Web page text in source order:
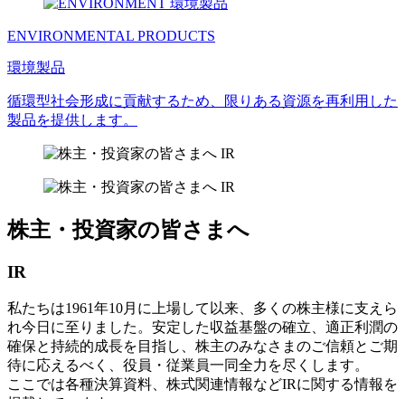
ENVIRONMENTAL PRODUCTS
環境製品
循環型社会形成に貢献するため、限りある資源を再利用した
製品を提供します。
株主・投資家の皆さまへ
IR
私たちは1961年10月に上場して以来、多くの株主様に支えら
れ今日に至りました。安定した収益基盤の確立、適正利潤の
確保と持続的成長を目指し、株主のみなさまのご信頼とご期
待に応えるべく、役員・従業員一同全力を尽くします。
ここでは各種決算資料、株式関連情報などIRに関する情報を